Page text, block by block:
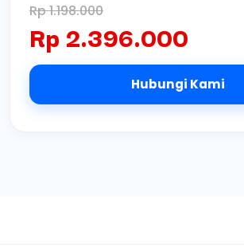
Hari 3 — Studi Kasus PHP
Video Pembelajaran Studi Kasus PHP
1858 menit
Assesment Studi Kasus PHP
Rp 1.198.000
Rp 2.396.000
Hubungi Kami